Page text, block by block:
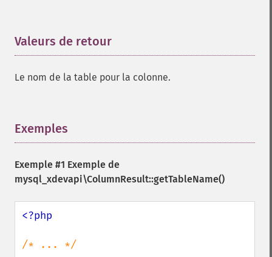
Valeurs de retour
Le nom de la table pour la colonne.
Exemples
Exemple #1 Exemple de
mysql_xdevapi\ColumnResult::getTableName()
<?php
/* ... */